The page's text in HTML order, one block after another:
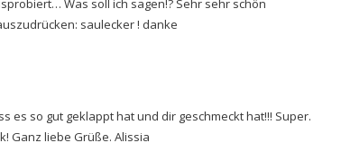
saulecker ! danke
es so gut geklappt hat und dir geschmeckt hat!!! Super.
Ganz liebe Grüße. Alissia